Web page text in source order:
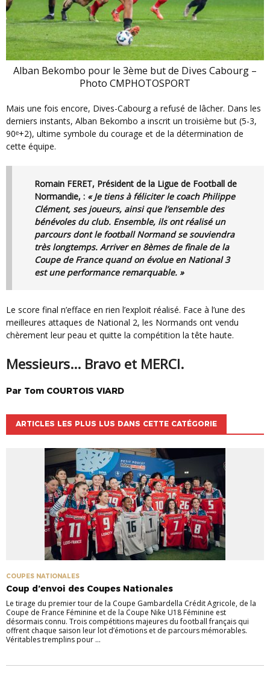
Alban Bekombo pour le 3ème but de Dives Cabourg –
Photo CMPHOTOSPORT
Mais une fois encore, Dives-Cabourg a refusé de lâcher. Dans les
derniers instants, Alban Bekombo a inscrit un troisième but (5-3,
90ᵉ+2), ultime symbole du courage et de la détermination de
cette équipe.
Romain FERET, Président de la Ligue de Football de
Normandie, : « Je tiens à féliciter le coach Philippe
Clément, ses joueurs, ainsi que l’ensemble des
bénévoles du club. Ensemble, ils ont réalisé un
parcours dont le football Normand se souviendra
très longtemps. Arriver en 8èmes de finale de la
Coupe de France quand on évolue en National 3
est une performance remarquable. »
Le score final n’efface en rien l’exploit réalisé. Face à l’une des
meilleures attaques de National 2, les Normands ont vendu
chèrement leur peau et quitte la compétition la tête haute.
Messieurs… Bravo et MERCI.
Par Tom COURTOIS VIARD
ARTICLES LES PLUS LUS DANS CETTE CATÉGORIE
COUPES NATIONALES
Coup d’envoi des Coupes Nationales
Le tirage du premier tour de la Coupe Gambardella Crédit Agricole, de la
Coupe de France Féminine et de la Coupe Nike U18 Féminine est
désormais connu. Trois compétitions majeures du football français qui
offrent chaque saison leur lot d’émotions et de parcours mémorables.
Véritables tremplins pour ...